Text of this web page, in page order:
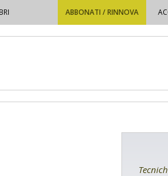
ABBONATI / RINNOVA